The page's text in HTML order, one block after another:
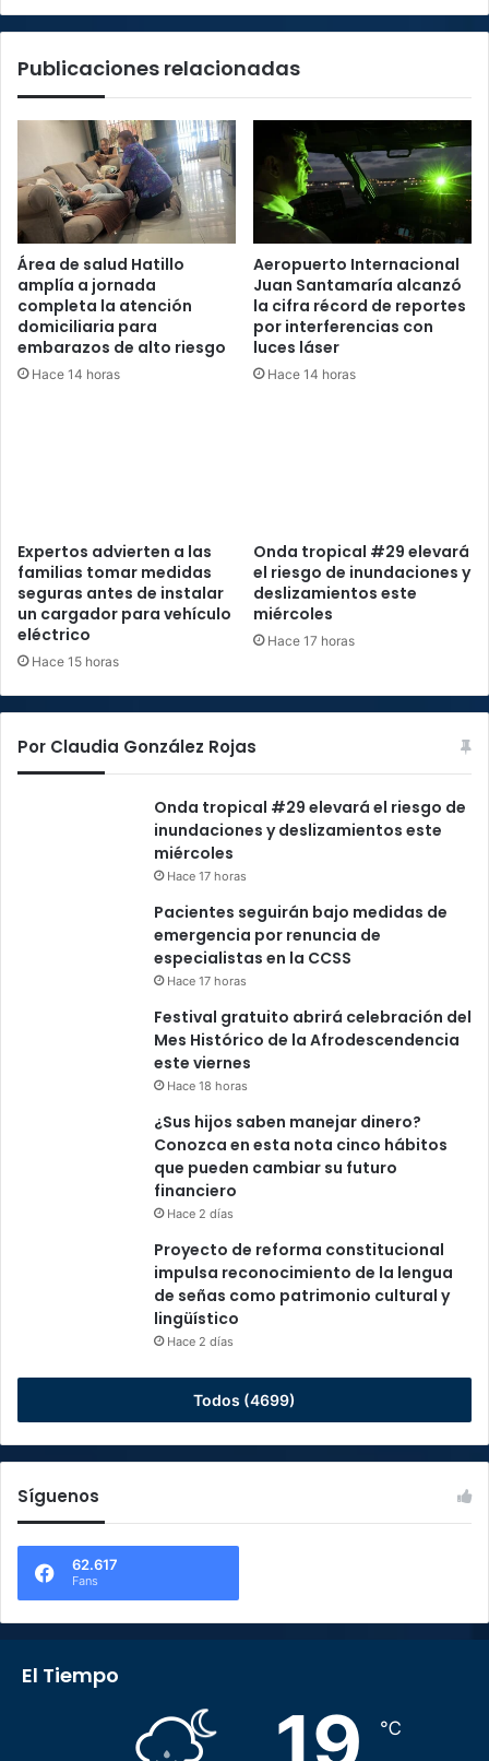
Heredia
Publicaciones relacionadas
Área de salud Hatillo
amplía a jornada
completa la atención
domiciliaria para
embarazos de alto riesgo
Hace 14 horas
Aeropuerto Internacional
Juan Santamaría alcanzó
la cifra récord de reportes
por interferencias con
luces láser
Hace 14 horas
Expertos advierten a las
familias tomar medidas
seguras antes de instalar
un cargador para vehículo
eléctrico
Hace 15 horas
Onda tropical #29 elevará
el riesgo de inundaciones y
deslizamientos este
miércoles
Hace 17 horas
Por Claudia González Rojas
Onda tropical #29 elevará el riesgo de
inundaciones y deslizamientos este
miércoles
Hace 17 horas
Pacientes seguirán bajo medidas de
emergencia por renuncia de
especialistas en la CCSS
Hace 17 horas
Festival gratuito abrirá celebración del
Mes Histórico de la Afrodescendencia
este viernes
Hace 18 horas
¿Sus hijos saben manejar dinero?
Conozca en esta nota cinco hábitos
que pueden cambiar su futuro
financiero
Hace 2 días
Proyecto de reforma constitucional
impulsa reconocimiento de la lengua
de señas como patrimonio cultural y
lingüístico
Hace 2 días
Todos (4699)
Síguenos
62.617
Fans
El Tiempo
℃